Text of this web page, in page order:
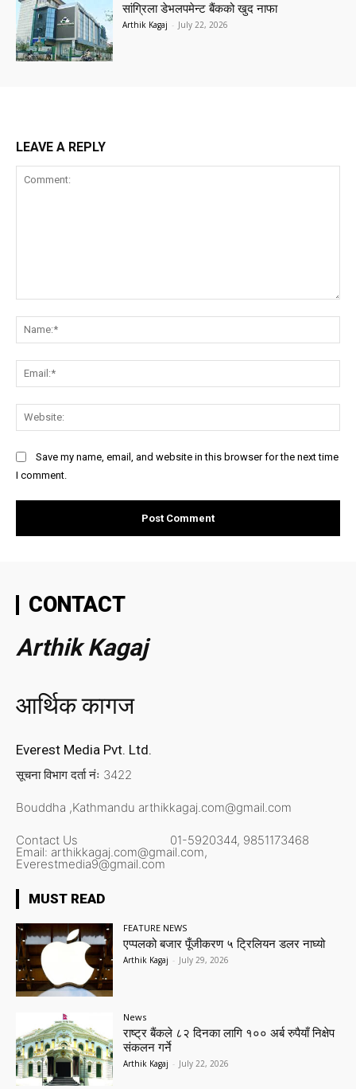
सांग्रिला डेभलपमेन्ट बैंकको खुद नाफा
Arthik Kagaj - July 22, 2026
LEAVE A REPLY
Save my name, email, and website in this browser for the next time
I comment.
CONTACT
Arthik Kagaj
आर्थिक कागज
Everest Media Pvt. Ltd.
सूचना विभाग दर्ता नंः 3422
Bouddha ,Kathmandu arthikkagaj.com@gmail.com
Contact Us 01-5920344, 9851173468
Email: arthikkagaj.com@gmail.com,
Everestmedia9@gmail.com
MUST READ
FEATURE NEWS
एप्पलको बजार पूँजीकरण ५ ट्रिलियन डलर नाघ्यो
Arthik Kagaj - July 29, 2026
News
राष्ट्र बैंकले ८२ दिनका लागि १०० अर्ब रुपैयाँ निक्षेप
संकलन गर्ने
Arthik Kagaj - July 22, 2026